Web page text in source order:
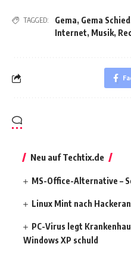
TAGGED: Gema, Gema
Internet, Musik,
Neu auf Techtix.de
MS-Office-Alternative –
Linux Mint nach
PC-Virus legt
Windows XP schuld